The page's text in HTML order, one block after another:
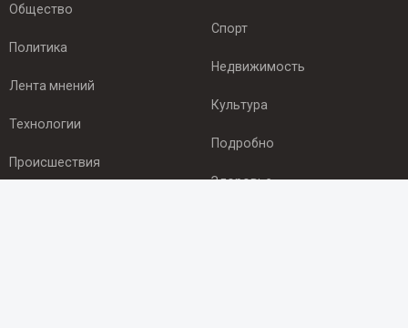
Общество
Политика
Лента мнений
Технологии
Происшествия
Спорт
Недвижимость
Культура
Подробно
Здоровье